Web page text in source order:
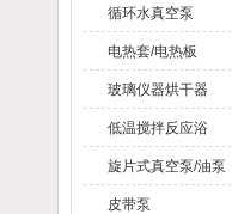
循环水真空泵
电热套/电热板
玻璃仪器烘干器
低温搅拌反应浴
旋片式真空泵/油泵
皮带泵